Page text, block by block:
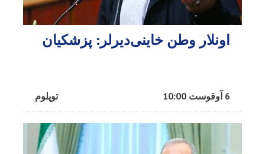
اونلار وطن خاینی‌دیرلر: پزشکیان
توپلوم 6 آوقوست 10:00